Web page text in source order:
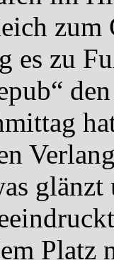
es zu
Platz